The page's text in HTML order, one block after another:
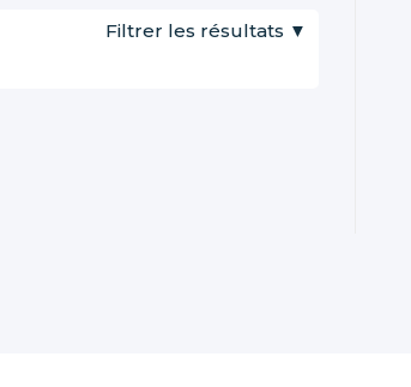
Filtrer les résultats